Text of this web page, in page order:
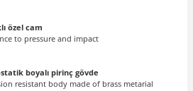
özel cam
to pressure and impact
boyalı pirinç gövde
resistant body made of brass metarial